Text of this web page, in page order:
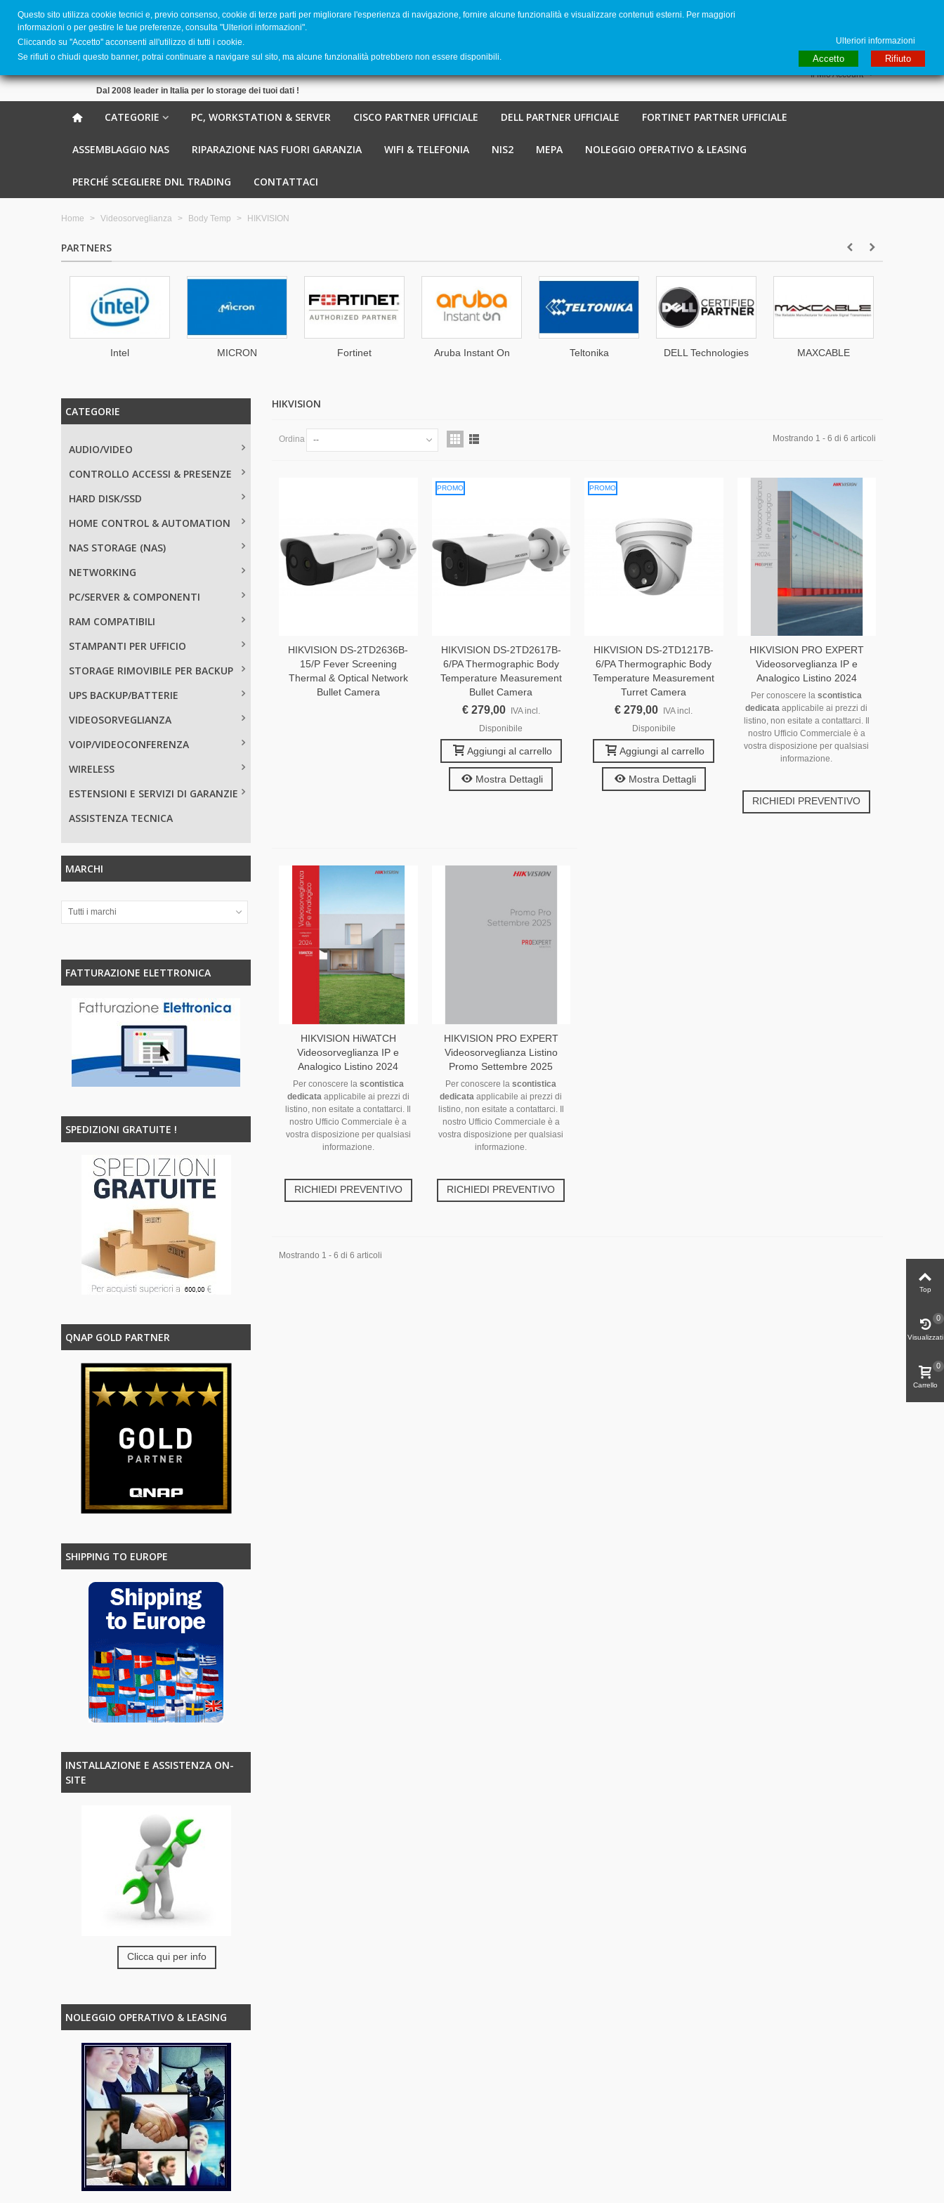
Dal 2008 leader in Italia per lo storage dei tuoi dati !
Il Mio Account
CATEGORIE PC, WORKSTATION & SERVER CISCO PARTNER UFFICIALE DELL PARTNER UFFICIALE FORTINET PARTNER UFFICIALE
ASSEMBLAGGIO NAS RIPARAZIONE NAS FUORI GARANZIA WIFI & TELEFONIA NIS2 MEPA NOLEGGIO OPERATIVO & LEASING
PERCHÉ SCEGLIERE DNL TRADING CONTATTACI
Home > Videosorveglianza > Body Temp > HIKVISION
PARTNERS
Intel MICRON Fortinet Aruba Instant On Teltonika DELL Technologies MAXCABLE
CATEGORIE
AUDIO/VIDEO
CONTROLLO ACCESSI & PRESENZE
HARD DISK/SSD
HOME CONTROL & AUTOMATION
NAS STORAGE (NAS)
NETWORKING
PC/SERVER & COMPONENTI
RAM COMPATIBILI
STAMPANTI PER UFFICIO
STORAGE RIMOVIBILE PER BACKUP
UPS BACKUP/BATTERIE
VIDEOSORVEGLIANZA
VOIP/VIDEOCONFERENZA
WIRELESS
ESTENSIONI E SERVIZI DI GARANZIE
ASSISTENZA TECNICA
MARCHI
Tutti i marchi
FATTURAZIONE ELETTRONICA
SPEDIZIONI GRATUITE !
QNAP GOLD PARTNER
SHIPPING TO EUROPE
INSTALLAZIONE E ASSISTENZA ON-
SITE
Clicca qui per info
NOLEGGIO OPERATIVO & LEASING
HIKVISION
Ordina -- Mostrando 1 - 6 di 6 articoli
HIKVISION DS-2TD2636B-
15/P Fever Screening
Thermal & Optical Network
Bullet Camera
PROMO
HIKVISION DS-2TD2617B-
6/PA Thermographic Body
Temperature Measurement
Bullet Camera
€ 279,00
IVA incl.
Disponibile
Aggiungi al carrello
Mostra Dettagli
PROMO
HIKVISION DS-2TD1217B-
6/PA Thermographic Body
Temperature Measurement
Turret Camera
€ 279,00
IVA incl.
Disponibile
Aggiungi al carrello
Mostra Dettagli
HIKVISION PRO EXPERT
Videosorveglianza IP e
Analogico Listino 2024
Per conoscere lascontistica
dedicata applicabile ai prezzi di
listino, non esitate a contattarci. Il
nostro Ufficio Commerciale è a
vostra disposizione per qualsiasi
informazione.
RICHIEDI PREVENTIVO
HIKVISION HiWATCH
Videosorveglianza IP e
Analogico Listino 2024
Per conoscere la scontistica
dedicataapplicabile ai prezzi di
listino, non esitate a contattarci. Il
nostro Ufficio Commerciale è a
vostra disposizione per qualsiasi
informazione.
RICHIEDI PREVENTIVO
HIKVISION PRO EXPERT
Videosorveglianza Listino
Promo Settembre 2025
Per conoscere lascontistica
dedicata applicabile ai prezzi di
listino, non esitate a contattarci. Il
nostro Ufficio Commerciale è a
vostra disposizione per qualsiasi
informazione.
RICHIEDI PREVENTIVO
Mostrando 1 - 6 di 6 articoli
Top
Visualizzati
0
Carrello
0
Questo sito utilizza cookie tecnici e, previo consenso, cookie di terze parti per migliorare l'esperienza di navigazione, fornire alcune funzionalità e visualizzare contenuti esterni. Per maggiori
informazioni o per gestire le tue preferenze, consulta "Ulteriori informazioni".
Cliccando su ''Accetto'' acconsenti all'utilizzo di tutti i cookie.
Se rifiuti o chiudi questo banner, potrai continuare a navigare sul sito, ma alcune funzionalità potrebbero non essere disponibili.
Ulteriori informazioni
Accetto Rifiuto